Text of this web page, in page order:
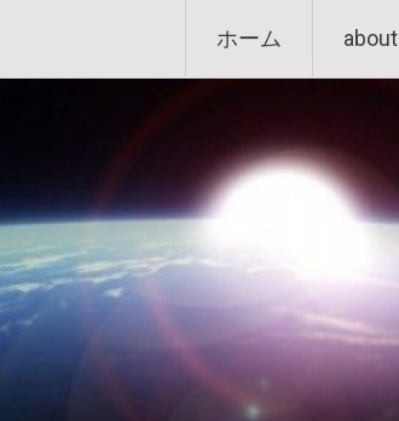
to
ホーム about